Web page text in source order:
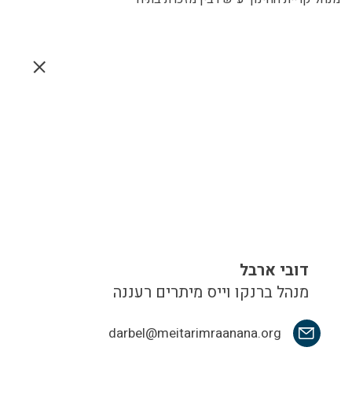
דובי ארבל
מנהל ברנקו וייס מיתרים רעננה
darbel@meitarimraanana.org